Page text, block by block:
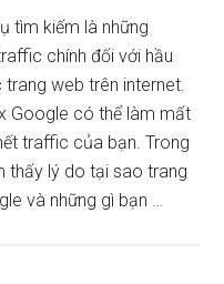
tìm kiếm là những
chính đối với hầu
trang web trên internet.
Google có thể làm mất
traffic của bạn. Trong
thấy lý do tại sao trang
và những gì bạn …